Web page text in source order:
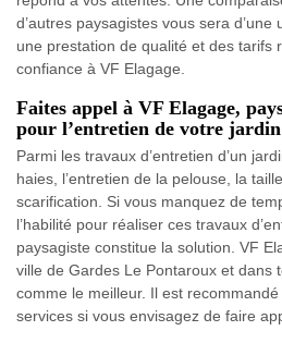
d’autres paysagistes vous sera
une prestation de qualité et des tarifs
confiance à VF Elagage.
Faites appel à VF Elagage,
pour l’entretien de votre jardin
Parmi les travaux d’entretien d’un
haies, l’entretien de la pelouse, la
scarification. Si vous manquez de
l’habilité pour réaliser ces travaux
paysagiste constitue la solution. VF
ville de Gardes Le Pontaroux et dans
comme le meilleur. Il est
services si vous envisagez de faire